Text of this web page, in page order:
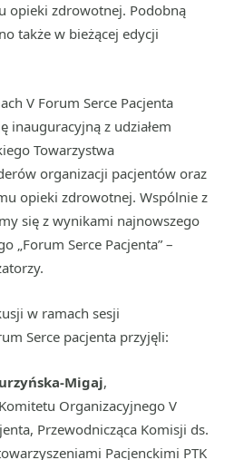
opieki zdrowotnej. Podobną
także w bieżącej edycji
V Forum Serce Pacjenta
inauguracyjną z udziałem
Towarzystwa
organizacji pacjentów oraz
opieki zdrowotnej. Wspólnie z
się z wynikami najnowszego
„Forum Serce Pacjenta” –
w ramach sesji
Serce pacjenta przyjęli:
Migaj,
Organizacyjnego V
Przewodnicząca Komisji ds.
Pacjenckimi PTK